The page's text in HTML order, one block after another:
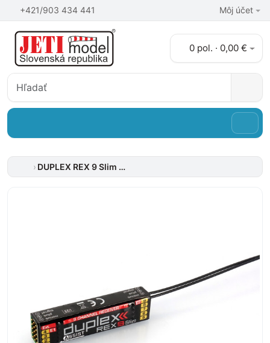
+421/903 434 441 Môj účet
0 pol. · 0,00 €
DUPLEX REX 9 Slim Assist